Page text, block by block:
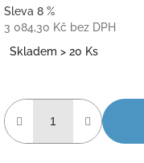
Sleva 8 %
3 084,30 Kč bez DPH
cena:
Skladem > 20 Ks